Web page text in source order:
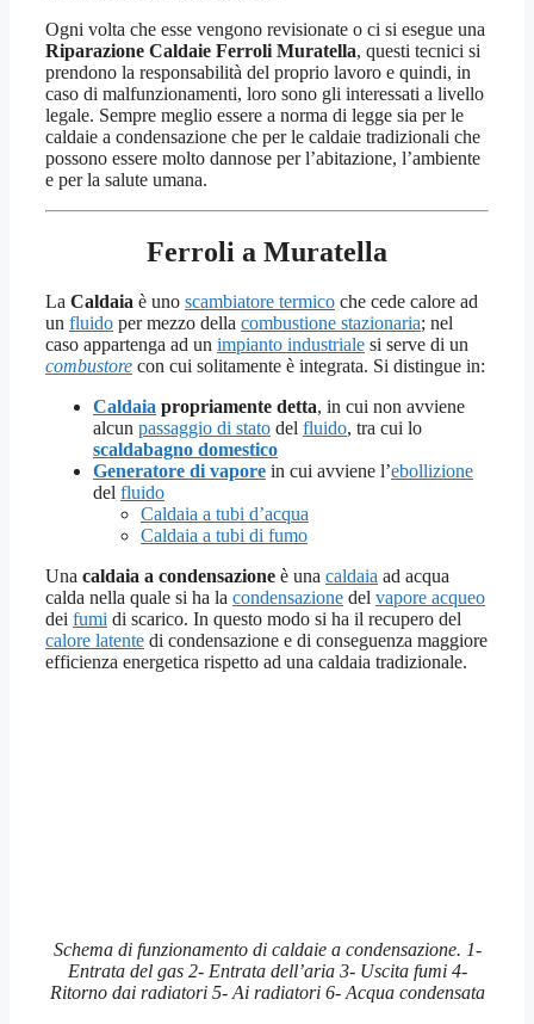
Ogni volta che esse vengono revisionate o ci si esegue una
Riparazione Caldaie Ferroli Muratella, questi tecnici si
prendono la responsabilità del proprio lavoro e quindi, in
caso di malfunzionamenti, loro sono gli interessati a livello
legale. Sempre meglio essere a norma di legge sia per le
caldaie a condensazione che per le caldaie tradizionali che
possono essere molto dannose per l’abitazione, l’ambiente
e per la salute umana.
Ferroli a Muratella
La Caldaia è uno scambiatore termico che cede calore ad
un fluido per mezzo della combustione stazionaria; nel
caso appartenga ad un impianto industriale si serve di un
combustore con cui solitamente è integrata. Si distingue in:
Caldaia propriamente detta, in cui non avviene
alcun passaggio di stato del fluido, tra cui lo
scaldabagno domestico
Generatore di vapore in cui avviene l’ebollizione
del fluido
Caldaia a tubi d’acqua
Caldaia a tubi di fumo
Una caldaia a condensazione è una caldaia ad acqua
calda nella quale si ha la condensazione del vapore acqueo
dei fumi di scarico. In questo modo si ha il recupero del
calore latente di condensazione e di conseguenza maggiore
efficienza energetica rispetto ad una caldaia tradizionale.
Schema di funzionamento di caldaie a condensazione. 1-
Entrata del gas 2- Entrata dell’aria 3- Uscita fumi 4-
Ritorno dai radiatori 5- Ai radiatori 6- Acqua condensata